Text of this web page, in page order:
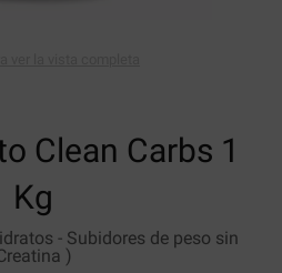
Clean Carbs 1
Kg
- Subidores de peso sin
)